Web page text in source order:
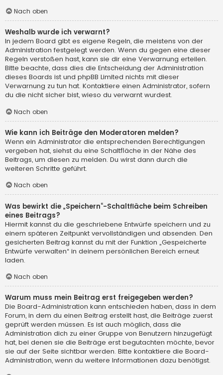
Nach oben
Weshalb wurde ich verwarnt?
In jedem Board gibt es eigene Regeln, die meistens von der
Administration festgelegt werden. Wenn du gegen eine dieser
Regeln verstoßen hast, kann sie dir eine Verwarnung erteilen.
Bitte beachte, dass dies die Entscheidung der Administration
dieses Boards ist und phpBB Limited nichts mit dieser
Verwarnung zu tun hat. Kontaktiere einen Administrator, sofern
du die nicht sicher bist, wieso du verwarnt wurdest.
Nach oben
Wie kann ich Beiträge den Moderatoren melden?
Wenn ein Administrator die entsprechenden Berechtigungen
vergeben hat, siehst du eine Schaltfläche in der Nähe des
Beitrags, um diesen zu melden. Du wirst dann durch die
weiteren Schritte geführt.
Nach oben
Was bewirkt die „Speichern“-Schaltfläche beim Schreiben
eines Beitrags?
Hiermit kannst du die geschriebene Entwürfe speichern und zu
einem späteren Zeitpunkt vervollständigen und absenden. Den
gesicherten Beitrag kannst du mit der Funktion „Gespeicherte
Entwürfe verwalten“ in deinem persönlichen Bereich erneut
laden.
Nach oben
Warum muss mein Beitrag erst freigegeben werden?
Die Board-Administration kann entschieden haben, dass in dem
Forum, in dem du einen Beitrag erstellt hast, die Beiträge zuerst
geprüft werden müssen. Es ist auch möglich, dass die
Administration dich zu einer Gruppe von Benutzern hinzugefügt
hat, bei denen sie die Beiträge erst begutachten möchte, bevor
sie auf der Seite sichtbar werden. Bitte kontaktiere die Board-
Administration, wenn du weitere Informationen dazu benötigst.